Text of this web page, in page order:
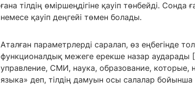
ғана тілдің өміршеңдігіне қауіп төнбейді.
немесе қауіп деңгейі төмен болады.
Аталған параметрлерді саралап, өз еңбегінде
функционалдық межеге ерекше назар
управление, СМИ, наука, образование, которые,
языка» деп, тілдің дамуын осы салалар